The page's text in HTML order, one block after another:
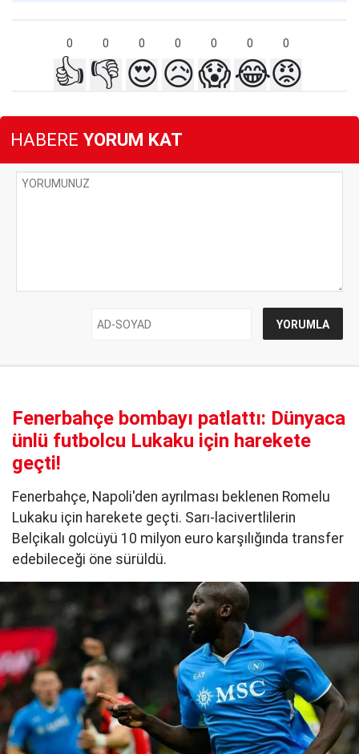
0 0 0 0 0 0 0
👍 👎 😍😥😱😂😡
HABERE YORUM KAT
Fenerbahçe bombayı patlattı: Dünyaca
ünlü futbolcu Lukaku için harekete
geçti!
Fenerbahçe, Napoli'den ayrılması beklenen Romelu
Lukaku için harekete geçti. Sarı-lacivertlilerin
Belçikalı golcüyü 10 milyon euro karşılığında transfer
edebileceği öne sürüldü.